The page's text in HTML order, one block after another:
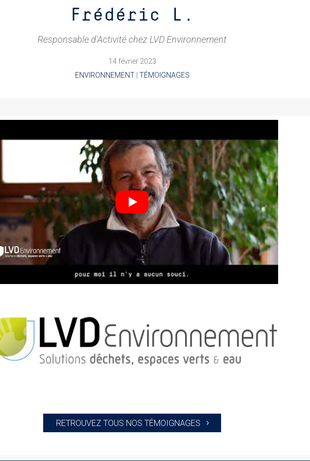
Frédéric L.
Responsable d'Activité chez LVD Environnement
14 février 2023
ENVIRONNEMENT| TÉMOIGNAGES
RETROUVEZ TOUS NOS TÉMOIGNAGES